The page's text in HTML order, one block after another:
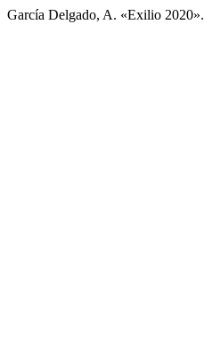
García Delgado, A. «Exilio 2020».